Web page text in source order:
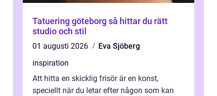
Tatuering göteborg så hittar du rätt
studio och stil
01 augusti 2026
Eva Sjöberg
inspiration
Att hitta en skicklig frisör är en konst,
speciellt när du letar efter någon som kan